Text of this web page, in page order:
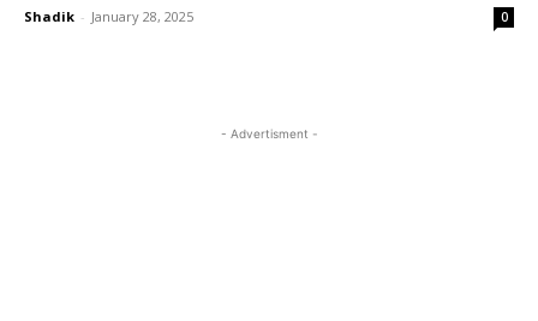
Shadik - January 28, 2025 0
- Advertisment -